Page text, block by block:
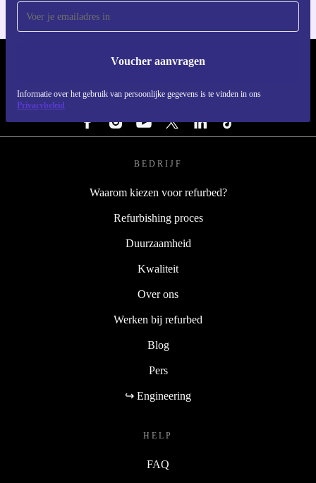
Voucher aanvragen
Informatie over het gebruik van persoonlijke gegevens is te vinden in ons
Privacybeleid
REFURBED NEDERLAND - RETHINK NEW.
VOLG ONS
BEDRIJF
Waarom kiezen voor refurbed?
Refurbishing proces
Duurzaamheid
Kwaliteit
Over ons
Werken bij refurbed
Blog
Pers
↪ Engineering
HELP
FAQ